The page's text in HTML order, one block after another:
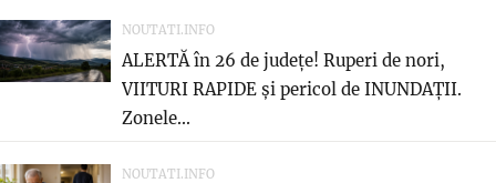
NOUTATI.INFO
ALERTĂ în 26 de județe! Ruperi de nori,
VIITURI RAPIDE și pericol de INUNDAȚII.
Zonele...
NOUTATI.INFO